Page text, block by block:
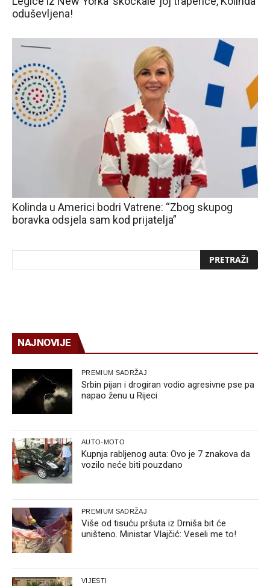
oduševljena!
Kolinda u Americi bodri Vatrene: “Zbog skupog
boravka odsjela sam kod prijatelja”
NAJNOVIJE
PREMIUM SADRŽAJ
Srbin pijan i drogiran vodio agresivne pse pa
napao ženu u Rijeci
AUTO-MOTO
Kupnja rabljenog auta: Ovo je 7 znakova da
vozilo neće biti pouzdano
PREMIUM SADRŽAJ
Više od tisuću pršuta iz Drniša bit će
uništeno. Ministar Vlajčić: Veseli me to!
VIJESTI